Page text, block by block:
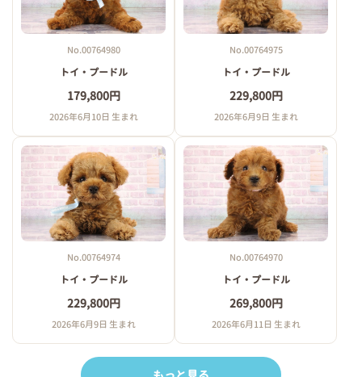
No.00764980
トイ・プードル
179,800円
2026年6月10日 生まれ
No.00764975
トイ・プードル
229,800円
2026年6月9日 生まれ
No.00764974
トイ・プードル
229,800円
2026年6月9日 生まれ
No.00764970
トイ・プードル
269,800円
2026年6月11日 生まれ